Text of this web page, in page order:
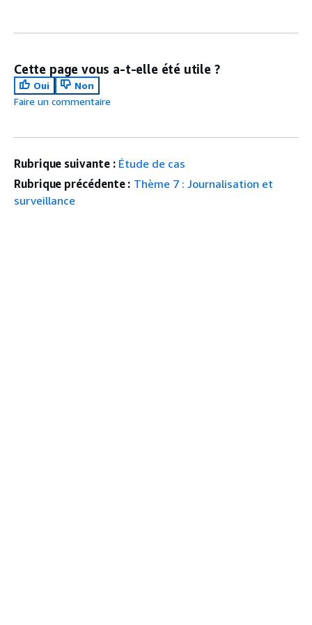
Cette page vous a-t-elle été utile ?
Oui
Non
Faire un commentaire
Rubrique suivante : Étude de cas
Rubrique précédente : Thème 7 : Journalisation et
surveillance